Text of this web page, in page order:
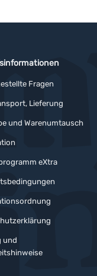
Fragen
Lieferung
und Warenumtausch
eXtra
und